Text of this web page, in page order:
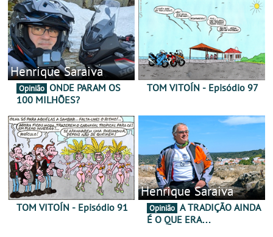
Henrique Saraiva
Opinião
100 MILHÕES?
TOM VITOÍN - Episódio 97
TOM VITOÍN - Episódio 91
Henrique Saraiva
Opinião
É O QUE ERA…